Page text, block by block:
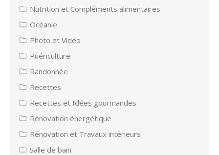
Nutrition et Compléments alimentaires
Océanie
Photo et Vidéo
Puériculture
Randonnée
Recettes
Recettes et Idées gourmandes
Rénovation énergétique
Rénovation et Travaux intérieurs
Salle de bain